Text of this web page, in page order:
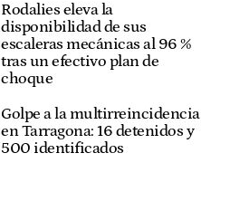
Rodalies eleva la
disponibilidad de sus
escaleras mecánicas al 96 %
tras un efectivo plan de
choque
Golpe a la multirreincidencia
en Tarragona: 16 detenidos y
500 identificados